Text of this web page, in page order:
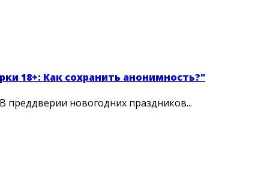
18+: Как сохранить анонимность?"
новогодних праздников...